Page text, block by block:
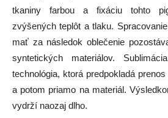
tkaniny farbou a fixáciu tohto
zvýšených teplôt a tlaku.
mať za následok oblečenie
syntetických materiálov.
technológia, ktorá predpokladá
a potom priamo na materiál.
vydrží naozaj dlho.